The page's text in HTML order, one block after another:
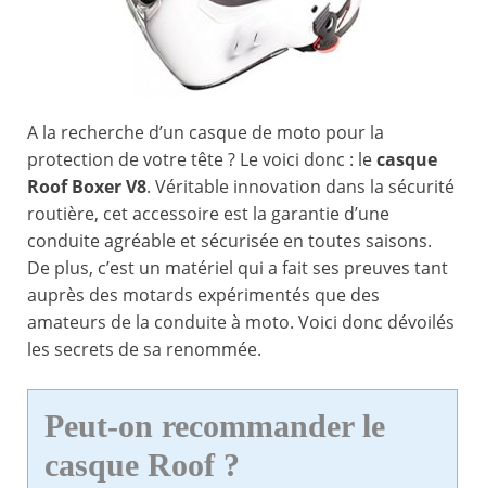
A la recherche d’un casque de moto pour la
protection de votre tête ? Le voici donc : lecasque
Roof Boxer V8. Véritable innovation dans la sécurité
routière, cet accessoire est la garantie d’une
conduite agréable et sécurisée en toutes saisons.
De plus, c’est un matériel qui a fait ses preuves tant
auprès des motards expérimentés que des
amateurs de la conduite à moto. Voici donc dévoilés
les secrets de sa renommée.
Peut-on recommander le
casque Roof ?